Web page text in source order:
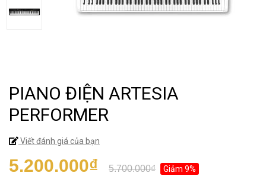
PIANO ĐIỆN ARTESIA
PERFORMER
Viết đánh giá của bạn
5.200.000₫ 5.700.000₫ Giảm 9%